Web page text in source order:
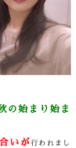
の始まり始ま
いが行われまし